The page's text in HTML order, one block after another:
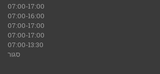
07:00-17:00
07:00-16:00
07:00-17:00
07:00-17:00
07:00-13:30
סגור